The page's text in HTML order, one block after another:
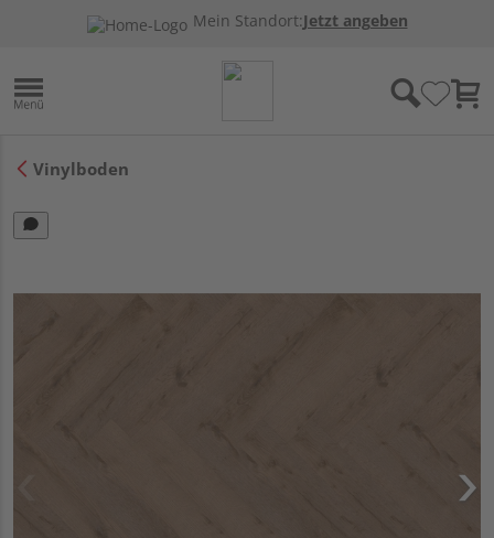
Mein Standort:Jetzt angeben
Vinylboden